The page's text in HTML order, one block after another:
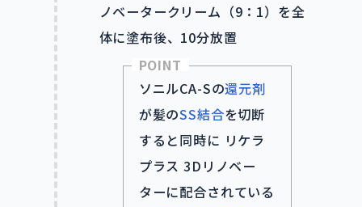
ノベータークリーム（9：1）を全
体に塗布後、10分放置
POINT
ソニルCA-Sの還元剤
が髪のSS結合を切断
すると同時に リケラ
プラス 3Dリノベー
ターに配合されている